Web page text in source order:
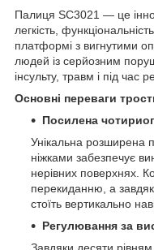
Палиця SC3021 — це
легкість,
платформі з вигнутими
людей із серйозним
інсульту, травм і під час
Основні переваги
Посилена
Унікальна розширена
ніжками забезпечує
нерівних поверхнях.
перекиданню, а
стоїть вертикально
Регулювання за
Завдяки десяти